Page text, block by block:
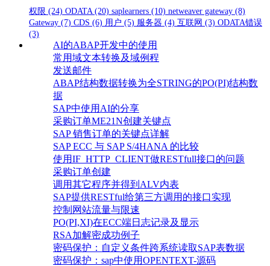
权限 (24) ODATA (20) saplearners (10) netweaver gateway (8)
Gateway (7) CDS (6) 用户 (5) 服务器 (4) 互联网 (3) ODATA错误
(3)
AI的ABAP开发中的使用
常用域文本转换及域例程
发送邮件
ABAP结构数据转换为全STRING的PO(PI)结构数
据
SAP中使用AI的分享
采购订单ME21N创建关键点
SAP 销售订单的关键点详解
SAP ECC 与 SAP S/4HANA 的比较
使用IF_HTTP_CLIENT做RESTfull接口的问题
采购订单创建
调用其它程序并得到ALV内表
SAP提供RESTful给第三方调用的接口实现
控制网站流量与限速
PO(PI,XI)在ECC端日志记录及显示
RSA加解密成功例子
密码保护：自定义条件跨系统读取SAP表数据
密码保护：sap中使用OPENTEXT-源码